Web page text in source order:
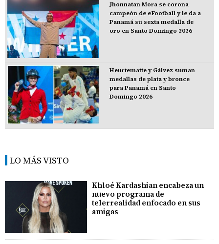
Jhonnatan Mora se corona
campeón de eFootball y le da a
Panamá su sexta medalla de
oro en Santo Domingo 2026
Heurtematte y Gálvez suman
medallas de plata y bronce
para Panamá en Santo
Domingo 2026
LO MÁS VISTO
Khloé Kardashian encabeza un
nuevo programa de
telerrealidad enfocado en sus
amigas